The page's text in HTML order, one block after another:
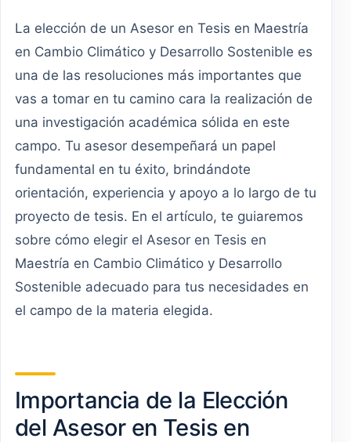
La elección de un Asesor en Tesis en Maestría
en Cambio Climático y Desarrollo Sostenible es
una de las resoluciones más importantes que
vas a tomar en tu camino cara la realización de
una investigación académica sólida en este
campo. Tu asesor desempeñará un papel
fundamental en tu éxito, brindándote
orientación, experiencia y apoyo a lo largo de tu
proyecto de tesis. En el artículo, te guiaremos
sobre cómo elegir el Asesor en Tesis en
Maestría en Cambio Climático y Desarrollo
Sostenible adecuado para tus necesidades en
el campo de la materia elegida.
Importancia de la Elección
del Asesor en Tesis en